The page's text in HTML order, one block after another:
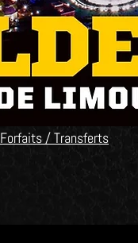
Forfaits / Transferts